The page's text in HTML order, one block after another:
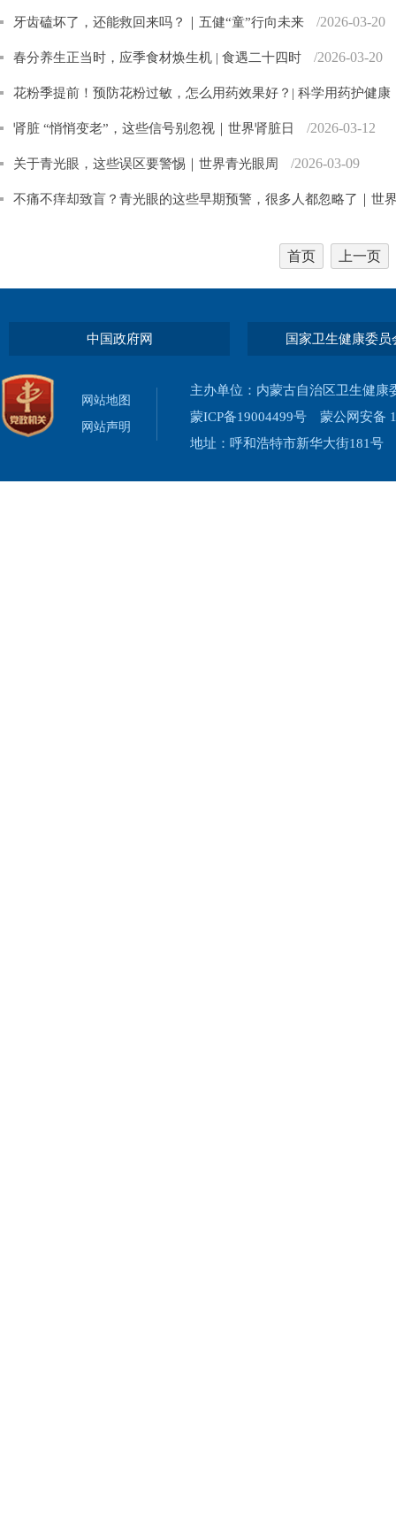
牙齿磕坏了，还能救回来吗？｜五健“童”行向未来 /2026-03-20
春分养生正当时，应季食材焕生机 | 食遇二十四时 /2026-03-20
花粉季提前！预防花粉过敏，怎么用药效果好？| 科学用药护健康
肾脏 “悄悄变老”，这些信号别忽视｜世界肾脏日 /2026-03-12
关于青光眼，这些误区要警惕｜世界青光眼周 /2026-03-09
不痛不痒却致盲？青光眼的这些早期预警，很多人都忽略了｜世
首页 上一页
中国政府网 国家卫生健康委员
网站地图
网站声明
主办单位：内蒙古自治区卫生健
蒙ICP备19004499号
蒙公网安备
地址：呼和浩特市新华大街181